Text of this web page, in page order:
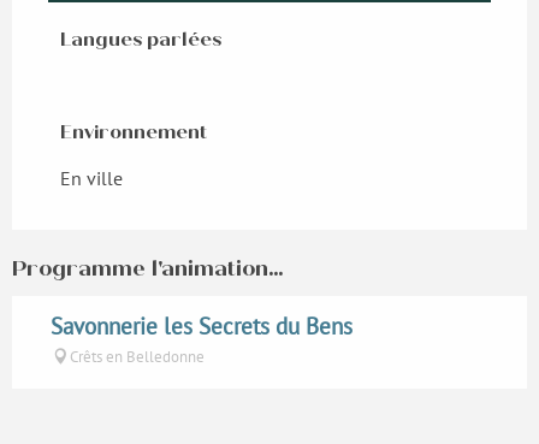
Langues parlées
Langues parlées
Environnement
Environnement
En ville
Programme l'animation...
Savonnerie les Secrets du Bens
Crêts en Belledonne